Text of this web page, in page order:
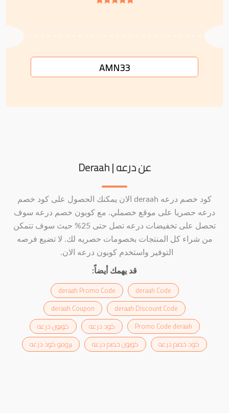
AMN33
عن درعه | Deraah
كود خصم درعه deraah الان يمكنك الحصول على كود خصم
درعه حصريا على موقع خصملي. مع كوبون خصم درعه سوف
تحصل على تخفيضات درعه تصل حتى 25% حيث سوف تتمكن
من شراء كل المنتجات بخصومات حصريه لك. لا تضيع فرصه
التوفير واستخدم كوبون درعه الان.
قد يهمك أيضاً:
deraah Code
deraah Promo Code
deraah Discount Code
deraah Coupon
Promo Code deraah
كود درعه
كوبون درعه
كود خصم درعه
كوبون خصم درعه برومو كود درعه